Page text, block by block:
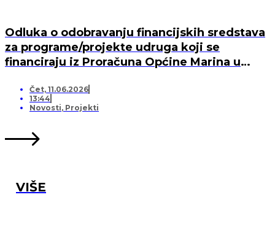
Odluka o odobravanju financijskih sredstava
za programe/projekte udruga koji se
financiraju iz Proračuna Općine Marina u
Čet, 11.06.2026
13:44
Novosti, Projekti
VIŠE